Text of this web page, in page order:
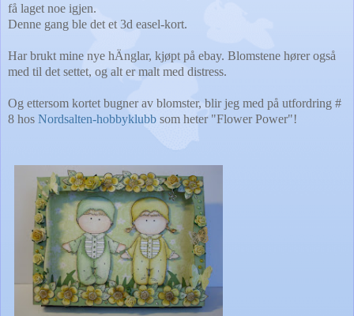
få laget noe igjen.
Denne gang ble det et 3d easel-kort.
Har brukt mine nye hÄnglar, kjøpt på ebay. Blomstene hører også
med til det settet, og alt er malt med distress.
Og ettersom kortet bugner av blomster, blir jeg med på utfordring #
8 hos Nordsalten-hobbyklubb som heter "Flower Power"!